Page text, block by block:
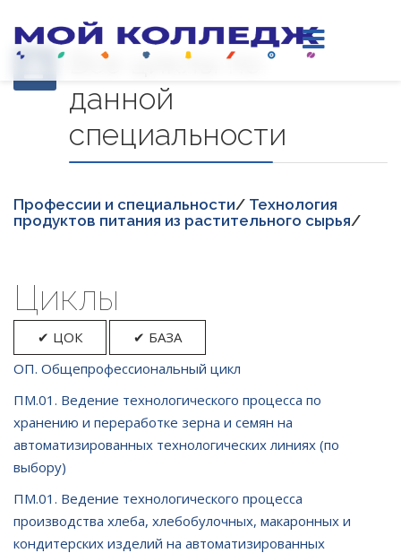
Все циклы по
данной
специальности
Професcии и специальности/ Технология
продуктов питания из растительного сырья/
Циклы
✔ ЦОК
✔ БАЗА
ОП. Общепрофессиональный цикл
ПМ.01. Ведение технологического процесса по
хранению и переработке зерна и семян на
автоматизированных технологических линиях (по
выбору)
ПМ.01. Ведение технологического процесса
производства хлеба, хлебобулочных, макаронных и
кондитерских изделий на автоматизированных